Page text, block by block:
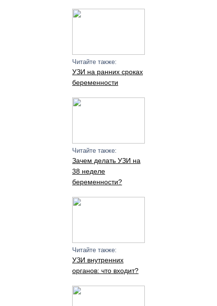
Читайте также:
УЗИ на ранних сроках
беременности
Читайте также:
Зачем делать УЗИ на
38 неделе
беременности?
Читайте также:
УЗИ внутренних
органов: что входит?